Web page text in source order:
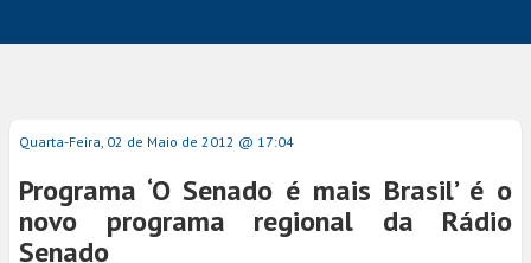
Quarta-Feira, 02 de Maio de 2012 @ 17:04
Programa ‘O Senado é mais Brasil’ é o
novo programa regional da Rádio
Senado